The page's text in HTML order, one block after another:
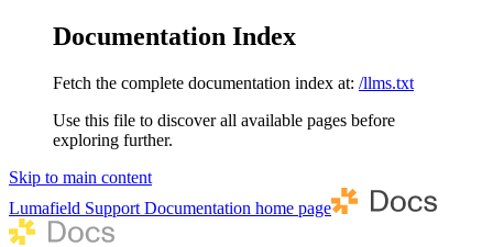
Documentation Index
Fetch the complete documentation index at: /llms.txt
Use this file to discover all available pages before
exploring further.
Skip to main content
Lumafield Support Documentation home page